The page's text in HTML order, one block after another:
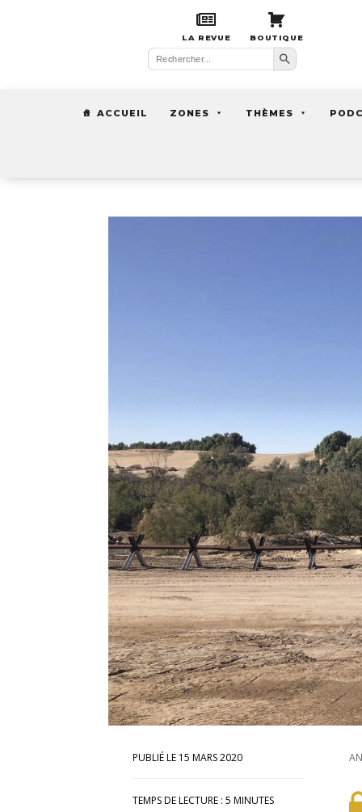
LA REVUE BOUTIQUE
Search
for:
Search Button
ACCUEIL ZONES THÈMES
15 MARS 2020
TEMPS DE LECTURE : 5 MINUTES